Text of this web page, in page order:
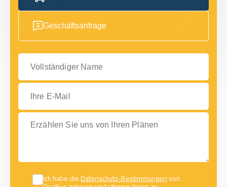
Geschäftsanfrage
Vollständiger Name
Ihre E-Mail
Erzählen Sie uns von Ihren Plänen
Ich habe dieDatenschutz-Bestimmungenvon